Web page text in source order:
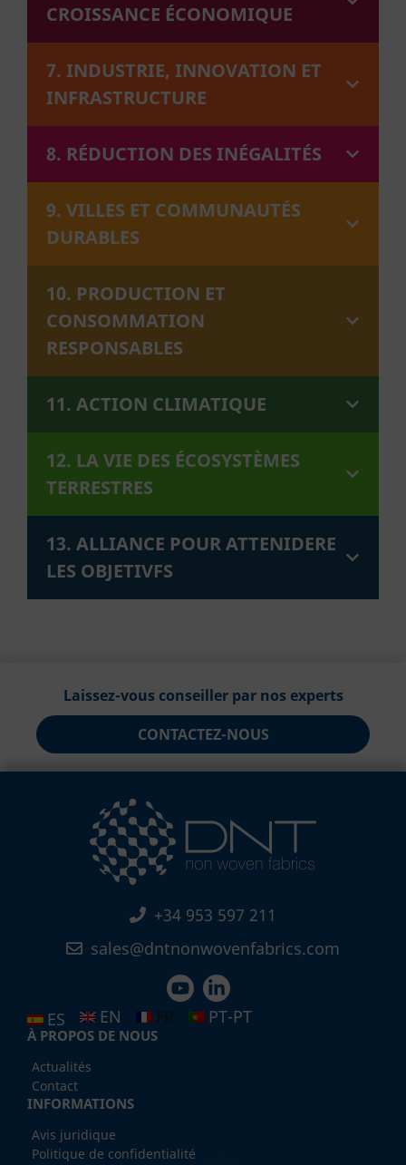
CROISSANCE ÉCONOMIQUE
7. INDUSTRIE, INNOVATION ET
INFRASTRUCTURE
8. RÉDUCTION DES INÉGALITÉS
9. VILLES ET COMMUNAUTÉS
DURABLES
10. PRODUCTION ET
CONSOMMATION
RESPONSABLES
11. ACTION CLIMATIQUE
12. LA VIE DES ÉCOSYSTÈMES
TERRESTRES
13. ALLIANCE POUR ATTENIDERE
LES OBJETIVFS
Laissez-vous conseiller par nos experts
CONTACTEZ-NOUS
+34 953 597 211
sales@dntnonwovenfabrics.com
ES EN FR PT-PT
À PROPOS DE NOUS
Actualités
Contact
INFORMATIONS
Avis juridique
Politique de confidentialité